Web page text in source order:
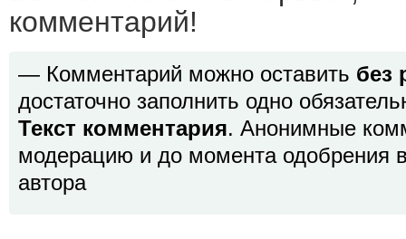
комментарий!
— Комментарий можно оставить без
достаточно заполнить одно
Текст комментария. Анонимные
модерацию и до момента одобрения
автора